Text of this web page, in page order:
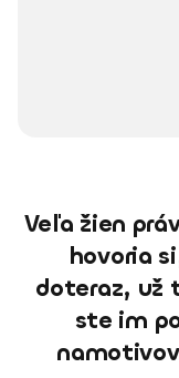
Veľa žien
hovoria
doteraz, už
ste im